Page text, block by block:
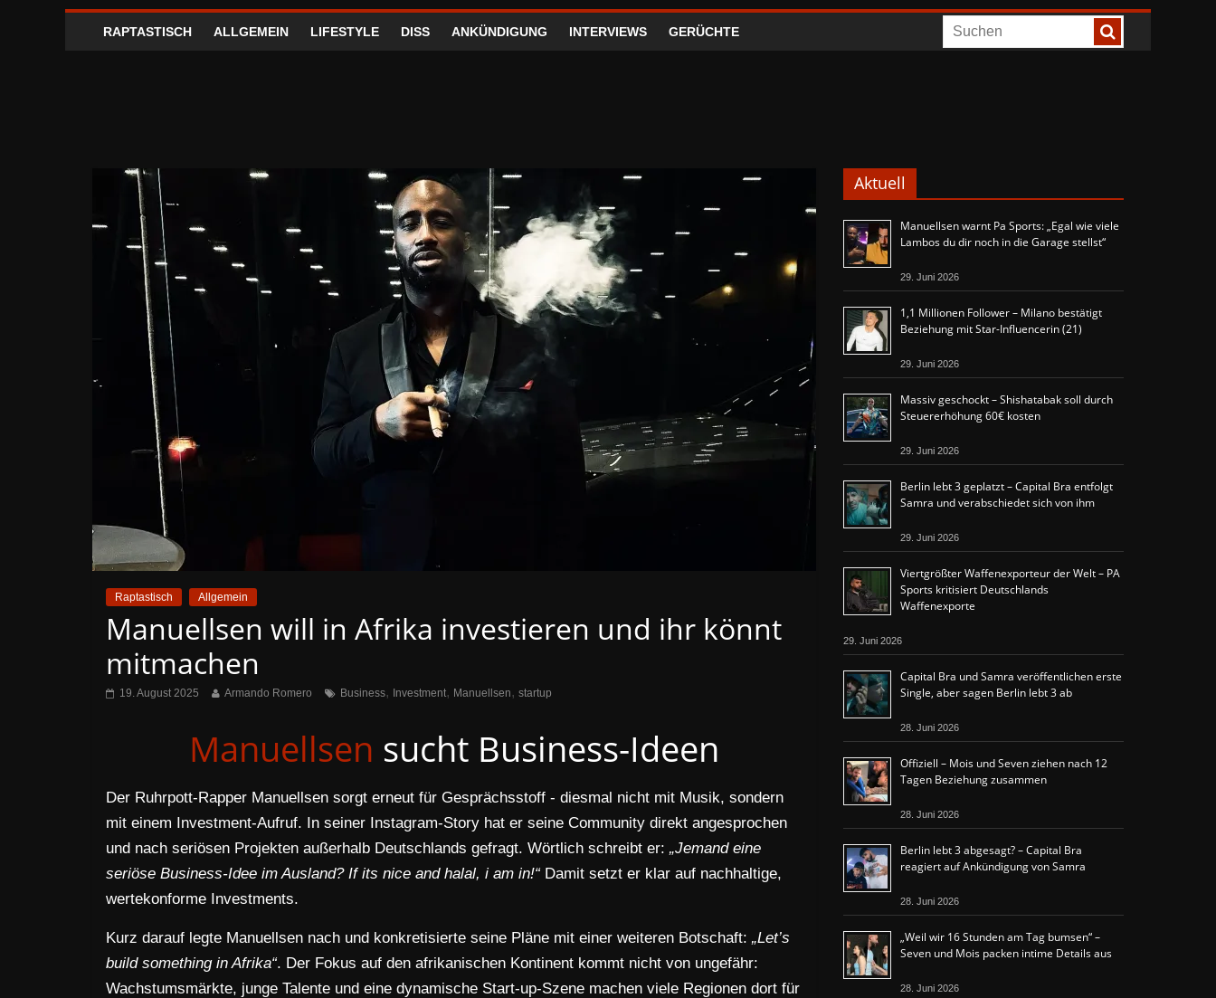
RAPTASTISCH ALLGEMEIN LIFESTYLE DISS ANKÜNDIGUNG INTERVIEWS GERÜCHTE
Raptastisch Allgemein
Manuellsen will in Afrika investieren und ihr könnt
mitmachen
19. August 2025 Armando Romero Business, Investment, Manuellsen, startup
Manuellsen sucht Business-Ideen
Der Ruhrpott-Rapper Manuellsen sorgt erneut für Gesprächsstoff - diesmal nicht mit Musik, sondern
mit einem Investment-Aufruf. In seiner Instagram-Story hat er seine Community direkt angesprochen
und nach seriösen Projekten außerhalb Deutschlands gefragt. Wörtlich schreibt er: „Jemand eine
seriöse Business-Idee im Ausland? If its nice and halal, i am in!“ Damit setzt er klar auf nachhaltige,
wertekonforme Investments.
Kurz darauf legte Manuellsen nach und konkretisierte seine Pläne mit einer weiteren Botschaft: „Let’s
build something in Afrika“. Der Fokus auf den afrikanischen Kontinent kommt nicht von ungefähr:
Wachstumsmärkte, junge Talente und eine dynamische Start-up-Szene machen viele Regionen dort für
Aktuell
Manuellsen warnt Pa Sports: „Egal wie viele
Lambos du dir noch in die Garage stellst“
29. Juni 2026
1,1 Millionen Follower – Milano bestätigt
Beziehung mit Star-Influencerin (21)
29. Juni 2026
Massiv geschockt – Shishatabak soll durch
Steuererhöhung 60€ kosten
29. Juni 2026
Berlin lebt 3 geplatzt – Capital Bra entfolgt
Samra und verabschiedet sich von ihm
29. Juni 2026
Viertgrößter Waffenexporteur der Welt – PA
Sports kritisiert Deutschlands
Waffenexporte
29. Juni 2026
Capital Bra und Samra veröffentlichen erste
Single, aber sagen Berlin lebt 3 ab
28. Juni 2026
Offiziell – Mois und Seven ziehen nach 12
Tagen Beziehung zusammen
28. Juni 2026
Berlin lebt 3 abgesagt? – Capital Bra
reagiert auf Ankündigung von Samra
28. Juni 2026
„Weil wir 16 Stunden am Tag bumsen“ –
Seven und Mois packen intime Details aus
28. Juni 2026